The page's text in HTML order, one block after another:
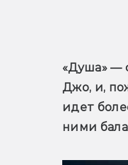
«Душа» —
Джо, и,
идет
ними